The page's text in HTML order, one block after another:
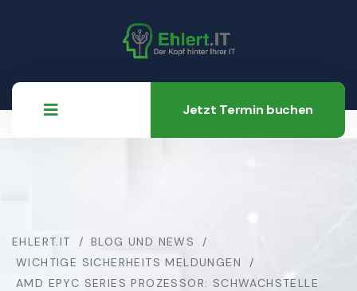
Jetzt Termin buchen
EHLERT.IT
BLOG UND NEWS
WICHTIGE SICHERHEITS MELDUNGEN
AMD EPYC SERIES PROZESSOR: SCHWACHSTELLE